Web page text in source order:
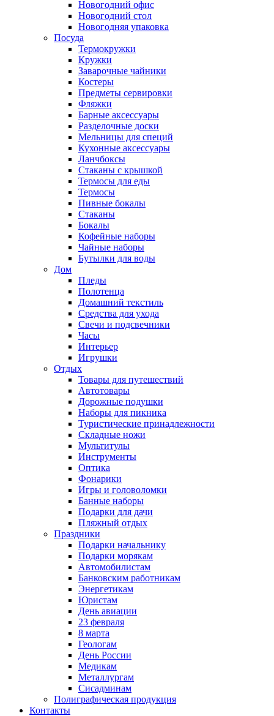
Новогодний офис
Новогодний стол
Новогодняя упаковка
Посуда
Термокружки
Кружки
Заварочные чайники
Костеры
Предметы сервировки
Фляжки
Барные аксессуары
Разделочные доски
Мельницы для специй
Кухонные аксессуары
Ланчбоксы
Стаканы с крышкой
Термосы для еды
Термосы
Пивные бокалы
Стаканы
Бокалы
Кофейные наборы
Чайные наборы
Бутылки для воды
Дом
Пледы
Полотенца
Домашний текстиль
Средства для ухода
Свечи и подсвечники
Часы
Интерьер
Игрушки
Отдых
Товары для путешествий
Автотовары
Дорожные подушки
Наборы для пикника
Туристические принадлежности
Складные ножи
Мультитулы
Инструменты
Оптика
Фонарики
Игры и головоломки
Банные наборы
Подарки для дачи
Пляжный отдых
Праздники
Подарки начальнику
Подарки морякам
Автомобилистам
Банковским работникам
Энергетикам
Юристам
День авиации
23 февраля
8 марта
Геологам
День России
Медикам
Металлургам
Сисадминам
Полиграфическая продукция
Контакты